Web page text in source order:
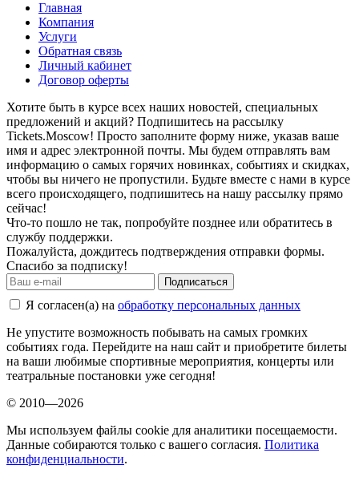
Главная
Компания
Услуги
Обратная связь
Личный кабинет
Договор оферты
Хотите быть в курсе всех наших новостей, специальных
предложений и акций? Подпишитесь на рассылку
Tickets.Moscow! Просто заполните форму ниже, указав ваше
имя и адрес электронной почты. Мы будем отправлять вам
информацию о самых горячих новинках, событиях и скидках,
чтобы вы ничего не пропустили. Будьте вместе с нами в курсе
всего происходящего, подпишитесь на нашу рассылку прямо
сейчас!
Что-то пошло не так, попробуйте позднее или обратитесь в
службу поддержки.
Пожалуйста, дождитесь подтверждения отправки формы.
Спасибо за подписку!
Подписаться
Я согласен(а) на обработку персональных данных
Не упустите возможность побывать на самых громких
событиях года. Перейдите на наш сайт и приобретите билеты
на ваши любимые спортивные мероприятия, концерты или
театральные постановки уже сегодня!
© 2010—2026
Мы используем файлы cookie для аналитики посещаемости.
Данные собираются только с вашего согласия. Политика
конфиденциальности.